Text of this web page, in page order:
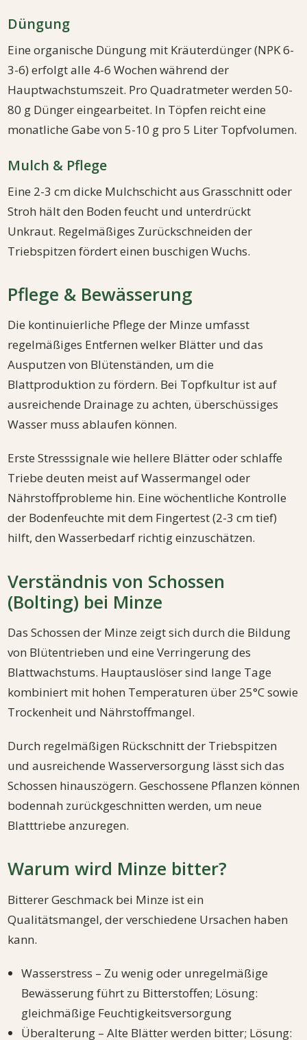
Düngung
Eine organische Düngung mit Kräuterdünger (NPK 6-
3-6) erfolgt alle 4-6 Wochen während der
Hauptwachstumszeit. Pro Quadratmeter werden 50-
80 g Dünger eingearbeitet. In Töpfen reicht eine
monatliche Gabe von 5-10 g pro 5 Liter Topfvolumen.
Mulch & Pflege
Eine 2-3 cm dicke Mulchschicht aus Grasschnitt oder
Stroh hält den Boden feucht und unterdrückt
Unkraut. Regelmäßiges Zurückschneiden der
Triebspitzen fördert einen buschigen Wuchs.
Pflege & Bewässerung
Die kontinuierliche Pflege der Minze umfasst
regelmäßiges Entfernen welker Blätter und das
Ausputzen von Blütenständen, um die
Blattproduktion zu fördern. Bei Topfkultur ist auf
ausreichende Drainage zu achten, überschüssiges
Wasser muss ablaufen können.
Erste Stresssignale wie hellere Blätter oder schlaffe
Triebe deuten meist auf Wassermangel oder
Nährstoffprobleme hin. Eine wöchentliche Kontrolle
der Bodenfeuchte mit dem Fingertest (2-3 cm tief)
hilft, den Wasserbedarf richtig einzuschätzen.
Verständnis von Schossen
(Bolting) bei Minze
Das Schossen der Minze zeigt sich durch die Bildung
von Blütentrieben und eine Verringerung des
Blattwachstums. Hauptauslöser sind lange Tage
kombiniert mit hohen Temperaturen über 25°C sowie
Trockenheit und Nährstoffmangel.
Durch regelmäßigen Rückschnitt der Triebspitzen
und ausreichende Wasserversorgung lässt sich das
Schossen hinauszögern. Geschossene Pflanzen können
bodennah zurückgeschnitten werden, um neue
Blatttriebe anzuregen.
Warum wird Minze bitter?
Bitterer Geschmack bei Minze ist ein
Qualitätsmangel, der verschiedene Ursachen haben
kann.
Wasserstress – Zu wenig oder unregelmäßige
Bewässerung führt zu Bitterstoffen; Lösung:
gleichmäßige Feuchtigkeitsversorgung
Überalterung – Alte Blätter werden bitter; Lösung: